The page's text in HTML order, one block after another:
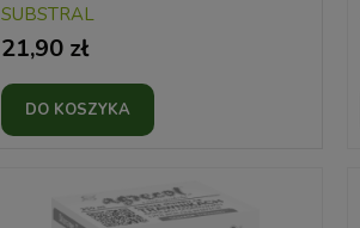
SUBSTRAL
21,90 zł
DO KOSZYKA